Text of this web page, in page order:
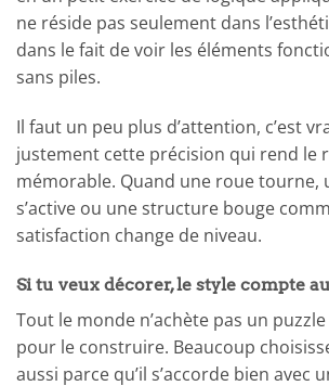
ne réside pas seulement dans
dans le fait de voir les éléments
sans piles.
Il faut un peu plus d’attention, c’est
justement cette précision qui rend le
mémorable. Quand une roue tourne,
s’active ou une structure bouge
satisfaction change de niveau.
Si tu veux décorer, le style compte
Tout le monde n’achète pas un
pour le construire. Beaucoup
aussi parce qu’il s’accorde bien avec